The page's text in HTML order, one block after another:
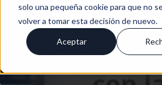
solo una pequeña cookie para que no
volver a tomar esta decisión de nuevo.
Aceptar
de Cegid Software
HubSpot
Jul 31, 2024 6:30:24 am